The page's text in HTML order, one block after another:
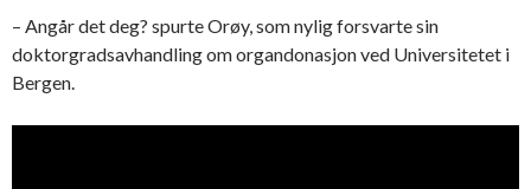
– Angår det deg? spurte Orøy, som nylig forsvarte sin
doktorgradsavhandling om organdonasjon ved Universitetet i
Bergen.